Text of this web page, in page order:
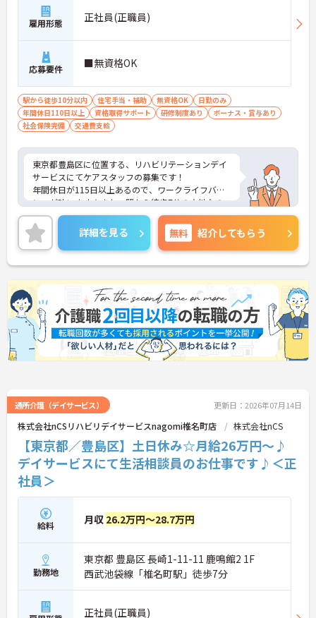
雇用形態 正社員(正職員)
応募要件 ■無資格OK
駅から徒歩10分以内 住宅手当・補助 無資格OK
日勤のみ
年間休日110日以上
資格取得サポート 研修制度あり
ボーナス・賞与あり
社会保険完備
交通費支給
東京都豊島区に位置する、リハビリテーションデイ
サービスにてケアスタッフの募集です！
年間休日が115日以上あるので、ワークライフバラ
ンスが叶います☆また、駅から徒歩7分の立地なの
で、通勤らくらくです♪
ご興味のある方には、面接対策ポイントなど、さら
に詳細をお話しいたしますのでお気軽にご相談くだ
さい！
詳細を見る 無料 紹介してもらう
通所介護（デイサービス） 更新日：2026年07月14日
株式会社nCSリハビリデイサービスnagomi椎名町店 株式会社nCS
【東京都／豊島区】土日休み☆月給26万円～♪
デイサービスにて生活相談員のお仕事です♪＜正
社員＞
給料 月収 26.2万円～28.7万円
勤務地
東京都 豊島区 長崎1-11-11 鹿鳴館2 1F
西武池袋線「椎名町駅」徒歩7分
正社員(正職員)